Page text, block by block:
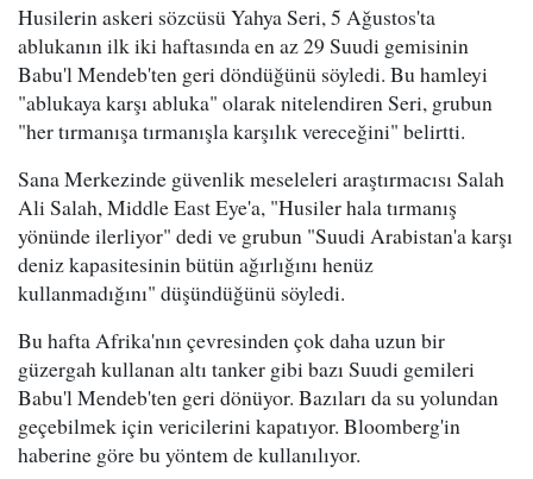
Husilerin askeri sözcüsü Yahya Seri, 5 Ağustos'ta
ablukanın ilk iki haftasında en az 29 Suudi gemisinin
Babu'l Mendeb'ten geri döndüğünü söyledi. Bu hamleyi
"ablukaya karşı abluka" olarak nitelendiren Seri, grubun
"her tırmanışa tırmanışla karşılık vereceğini" belirtti.
Sana Merkezinde güvenlik meseleleri araştırmacısı Salah
Ali Salah, Middle East Eye'a, "Husiler hala tırmanış
yönünde ilerliyor" dedi ve grubun "Suudi Arabistan'a karşı
deniz kapasitesinin bütün ağırlığını henüz
kullanmadığını" düşündüğünü söyledi.
Bu hafta Afrika'nın çevresinden çok daha uzun bir
güzergah kullanan altı tanker gibi bazı Suudi gemileri
Babu'l Mendeb'ten geri dönüyor. Bazıları da su yolundan
geçebilmek için vericilerini kapatıyor. Bloomberg'in
haberine göre bu yöntem de kullanılıyor.